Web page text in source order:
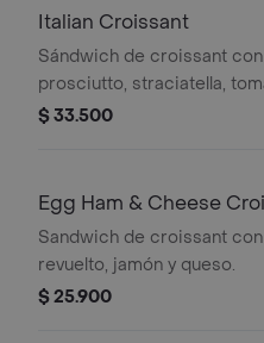
Italian Croissant
Sándwich de croissant con
prosciutto, straciatella,
de lechugas.
$ 33.500
Egg Ham & Cheese
Sandwich de croissant
revuelto, jamón y queso.
$ 25.900